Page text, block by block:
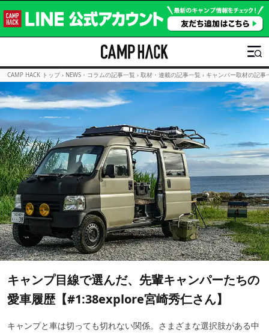
CAMP HACK トップ › NEWS・コラムの記事一覧 › 取材・連載の記事一覧 › キャンパー取材の記事
キャンプ目線で選んだ、先輩キャンパーたちの
愛車履歴【#1:38explore宮崎秀仁さん】
キャンプと車は切っても切れない関係。さまざまな選択肢がある中